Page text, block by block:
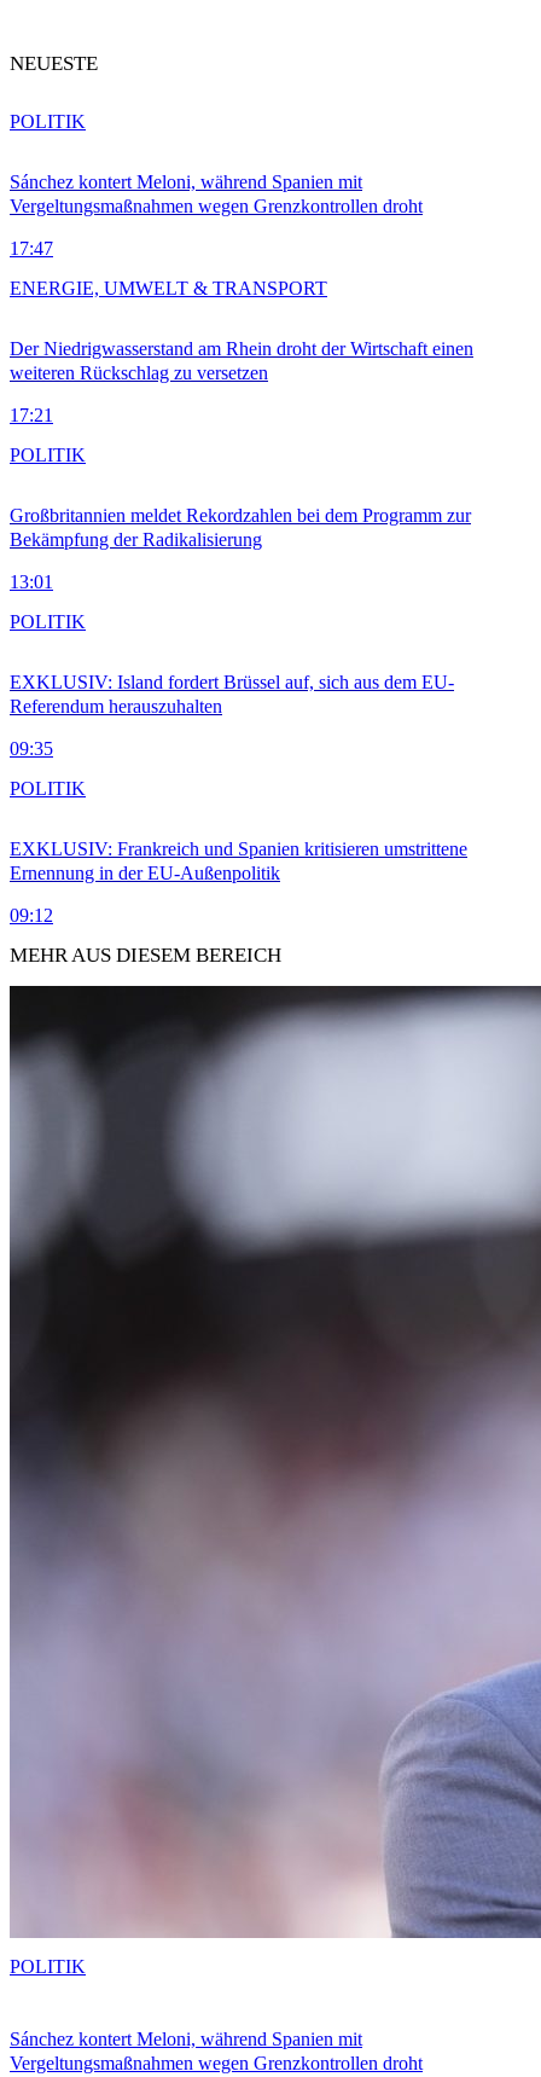
NEUESTE
Sánchez kontert Meloni, während Spanien mit
Vergeltungsmaßnahmen wegen Grenzkontrollen droht
17:47
POLITIK
Der Niedrigwasserstand am Rhein droht der Wirtschaft einen
weiteren Rückschlag zu versetzen
17:21
ENERGIE, UMWELT & TRANSPORT
Großbritannien meldet Rekordzahlen bei dem Programm zur
Bekämpfung der Radikalisierung
13:01
POLITIK
EXKLUSIV: Island fordert Brüssel auf, sich aus dem EU-
Referendum herauszuhalten
09:35
POLITIK
EXKLUSIV: Frankreich und Spanien kritisieren umstrittene
Ernennung in der EU-Außenpolitik
09:12
POLITIK
MEHR AUS DIESEM BEREICH
Sánchez kontert Meloni, während Spanien mit
Vergeltungsmaßnahmen wegen Grenzkontrollen droht
POLITIK